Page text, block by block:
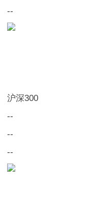
--
沪深300
--
--
--